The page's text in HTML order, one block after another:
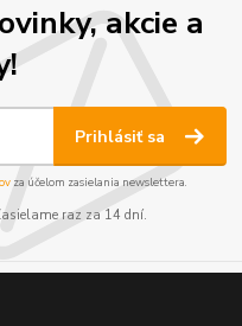
akcie a
Prihlásiť sa
za účelom zasielania newslettera.
raz za 14 dní.